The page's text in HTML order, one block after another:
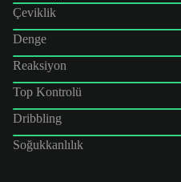
Çeviklik
Denge
Reaksiyon
Top Kontrolü
Dribbling
Soğukkanlılık